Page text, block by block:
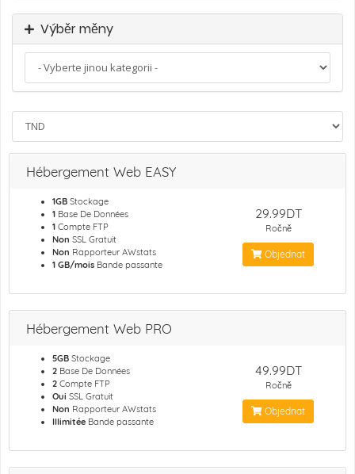
Výběr měny
Hébergement Web EASY
1GB Stockage
1 Base De Données
1 Compte FTP
Non SSL Gratuit
Non Rapporteur AWstats
1 GB/mois Bande passante
29.99DT
Ročně
Objednat
Hébergement Web PRO
5GB Stockage
2 Base De Données
2 Compte FTP
Oui SSL Gratuit
Non Rapporteur AWstats
Illimitée Bande passante
49.99DT
Ročně
Objednat